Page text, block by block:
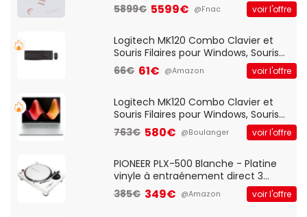
5899€ 5599€ @Fnac voir l'offre
Logitech MK120 Combo Clavier et
Souris Filaires pour Windows, Souris
Optique Filaire, Connexion USB Plug
And Play, Confortable, Taille
QWERTY UK - Noir
66€ 61€ @Amazon voir l'offre
Logitech MK120 Combo Clavier et
Souris Filaires pour Windows, Souris
Optique Filaire, Connexion USB Plug
And Play, Confortable, Taille
QWERTY UK - Noir
763€ 580€ @Boulanger voir l'offre
PIONEER PLX-500 Blanche - Platine
vinyle à entraénement direct 3
vitesses (33-45-78 trs/min) avec
pre-ampli intégré et port USB
385€ 349€ @Amazon voir l'offre